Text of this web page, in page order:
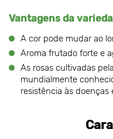
Vantagens da
A cor pode mudar ao
Aroma frutado forte e
As rosas cultivadas
mundialmente
resistência às doenças